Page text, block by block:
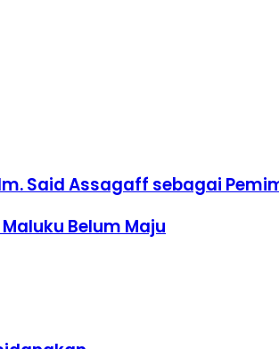
Said Assagaff sebagai
Belum Maju